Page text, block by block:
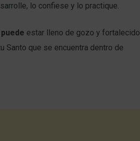
lo confiese y lo practique.
puede estar lleno de gozo y fortalecido
Santo que se encuentra dentro de